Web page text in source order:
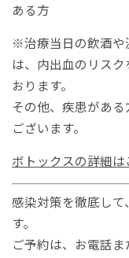
ある方
※治療当日の飲酒や
は、内出血のリス
おります。
その他、疾患があ
ございます。
ボトックスの詳細は
感染対策を徹底し
す。
ご予約は、お電話ま